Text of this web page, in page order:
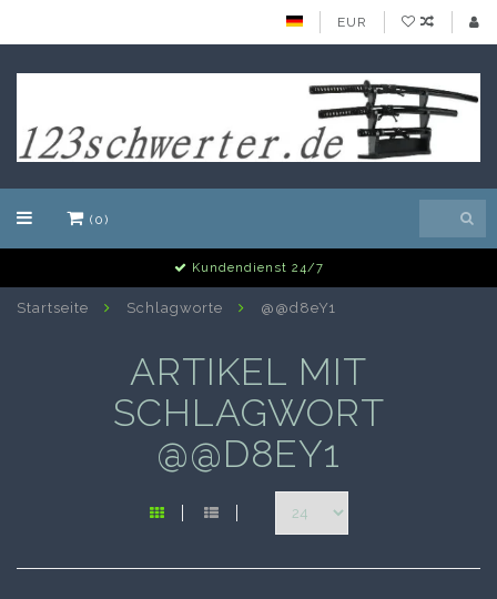
EUR
(0)
Kundendienst 24/7
Startseite Schlagworte @@d8eY1
ARTIKEL MIT
SCHLAGWORT
@@D8EY1